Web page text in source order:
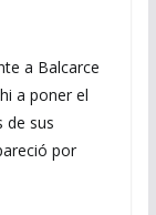
a Balcarce
a poner el
de sus
por